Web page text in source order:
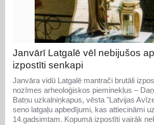
Janvārī Latgalē vēl nebijušos
izpostīti senkapi
Janvāra vidū Latgalē mantrači brutāli
nozīmes arheoloģiskos pieminekļus –
Batņu uzkalniņkapus, vēsta "Latvijas
seno latgaļu apbedījumi, kas attiecināmi
14.gadsimtam. Kopumā izpostīti vairāk